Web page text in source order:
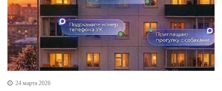
24 марта 2026